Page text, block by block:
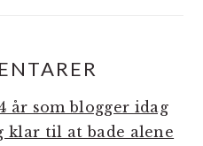
år som blogger idag
klar til at bade alene